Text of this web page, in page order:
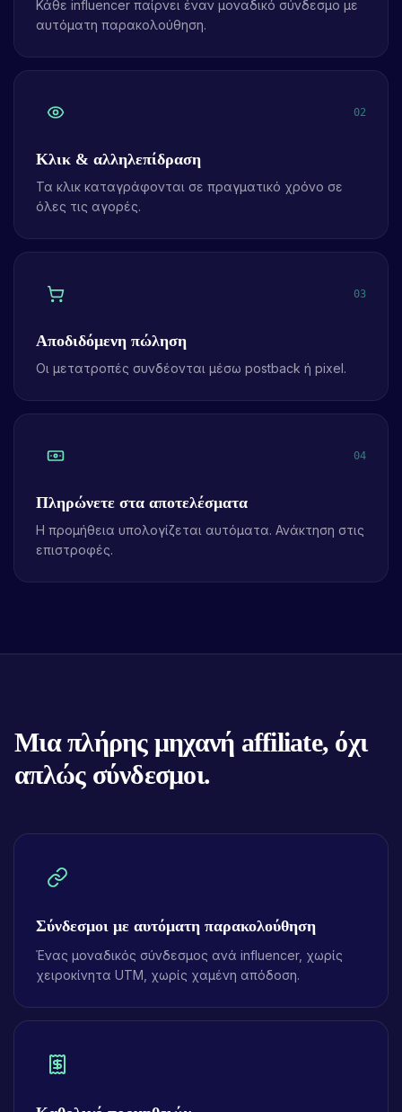
Κάθε influencer παίρνει έναν μοναδικό σύνδεσμο με
αυτόματη παρακολούθηση.
02
Κλικ & αλληλεπίδραση
Τα κλικ καταγράφονται σε πραγματικό χρόνο σε
όλες τις αγορές.
03
Αποδιδόμενη πώληση
Οι μετατροπές συνδέονται μέσω postback ή pixel.
04
Πληρώνετε στα αποτελέσματα
Η προμήθεια υπολογίζεται αυτόματα. Ανάκτηση στις
επιστροφές.
Μια πλήρης μηχανή affiliate, όχι
απλώς σύνδεσμοι.
Σύνδεσμοι με αυτόματη παρακολούθηση
Ένας μοναδικός σύνδεσμος ανά influencer, χωρίς
χειροκίνητα UTM, χωρίς χαμένη απόδοση.